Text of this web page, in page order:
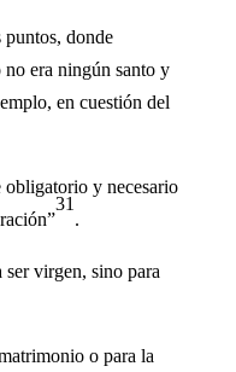
puntos, donde
era ningún santo y
en cuestión del
obligatorio y necesario
31
.
ser virgen, sino para
o para la